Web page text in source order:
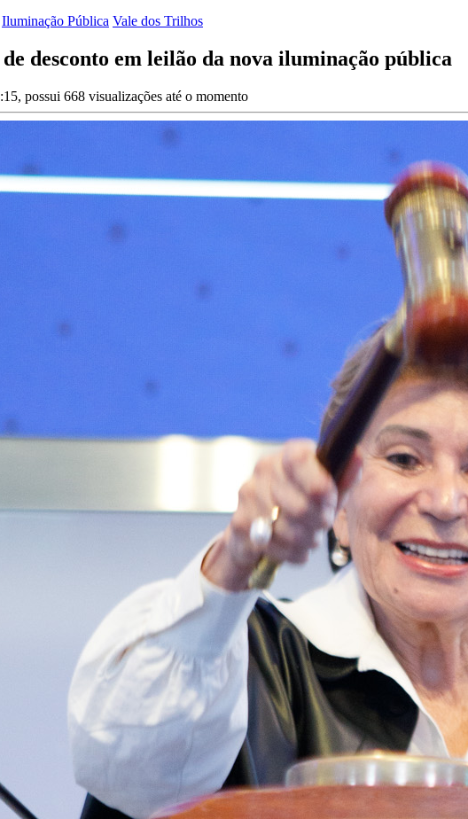
Iluminação Pública Vale dos Trilhos
desconto em leilão da nova iluminação pública
possui 668 visualizações até o momento